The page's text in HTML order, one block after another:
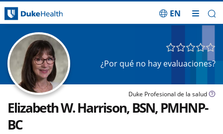
EN
¿Por qué no hay evaluaciones?
Duke Profesional de la salud
Elizabeth W. Harrison, BSN, PMHNP-
BC